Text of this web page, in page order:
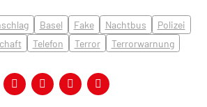
Basel Fake Nachtbus
Polizei
Telefon Terror Terrorwarnung